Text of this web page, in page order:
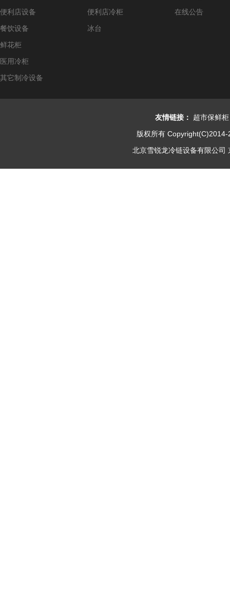
便利店设备
餐饮设备
鲜花柜
医用冷柜
其它制冷设备
便利店冷柜
冰台
在线公告
友情链接：
超市保鲜柜
版权所有
北京雪锐龙冷链设备有限公司